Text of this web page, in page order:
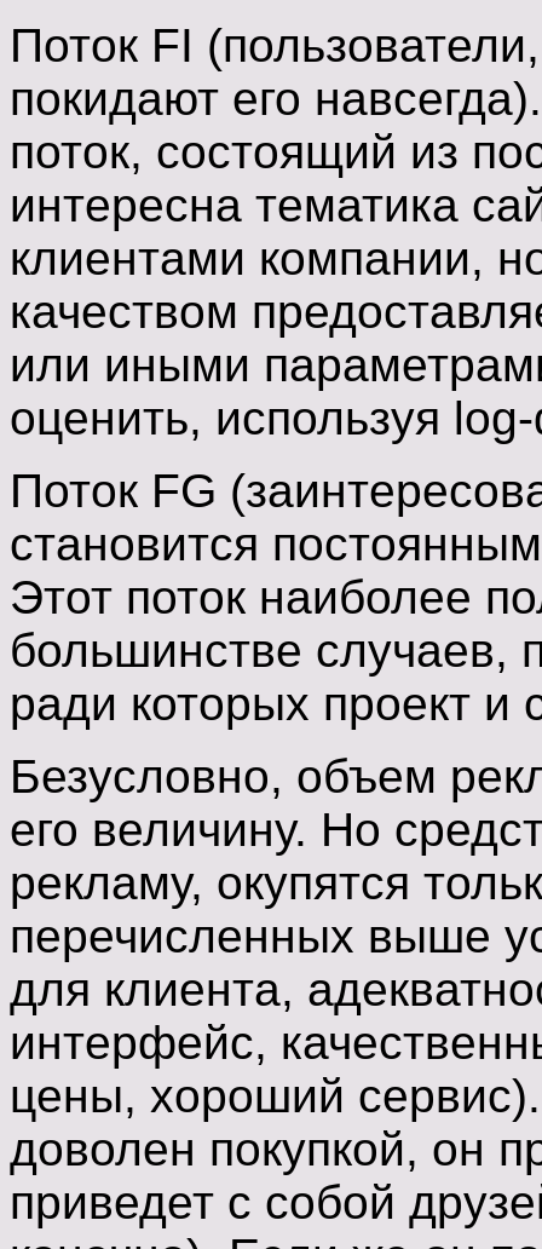
Поток FI
покидают его
поток, состоящий из
интересна тематика
клиентами компании,
качеством
или иными
оценить, используя
Поток FG
становится
Этот поток наиболее
большинстве случаев,
ради которых проект и
Безусловно, объем
его величину. Но
рекламу, окупятся
перечисленных выше
для клиента,
интерфейс,
цены, хороший
доволен покупкой, он
приведет с собой